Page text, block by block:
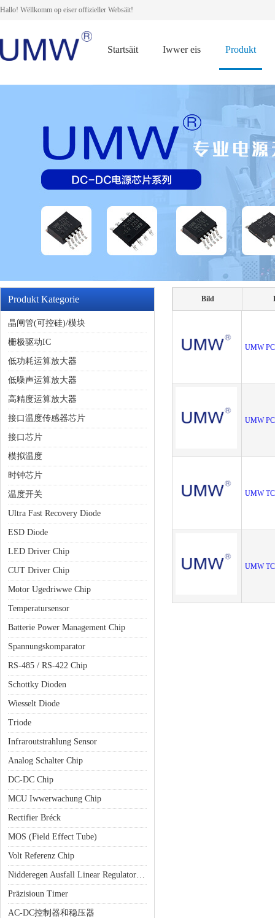
Hallo! Wëllkomm op eiser offizieller Websäit!
Startsäit Iwwer eis Produkt
Produkt Kategorie
晶闸管(可控硅)/模块
栅极驱动IC
低功耗运算放大器
低噪声运算放大器
高精度运算放大器
接口温度传感器芯片
接口芯片
模拟温度
时钟芯片
温度开关
Ultra Fast Recovery Diode
ESD Diode
LED Driver Chip
CUT Driver Chip
Motor Ugedriwwe Chip
Temperatursensor
Batterie Power Management Chip
Spannungskomparator
RS-485 / RS-422 Chip
Schottky Dioden
Wiesselt Diode
Triode
Infraroutstrahlung Sensor
Analog Schalter Chip
DC-DC Chip
MCU Iwwerwachung Chip
Rectifier Bréck
MOS (Field Effect Tube)
Volt Referenz Chip
Nidderegen Ausfall Linear Regulator (LDO)
Präzisioun Timer
AC-DC控制器和稳压器
Bild
UMW
UMW
UMW
UMW